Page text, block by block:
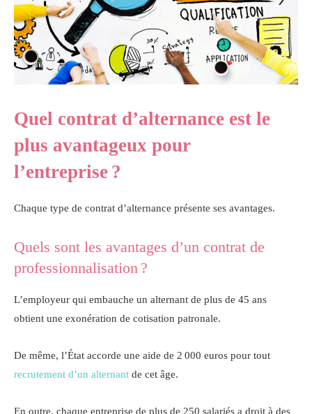
Quel contrat d’alternance est le
plus avantageux pour
l’entreprise ?
Chaque type de contrat d’alternance présente ses avantages.
Quels sont les avantages d’un contrat de
professionnalisation ?
L’employeur qui embauche un alternant de plus de 45 ans
obtient une exonération de cotisation patronale.
De même, l’État accorde une aide de 2 000 euros pour tout
recrutement d’un alternant de cet âge.
En outre, chaque entreprise de plus de 250 salariés a droit à des